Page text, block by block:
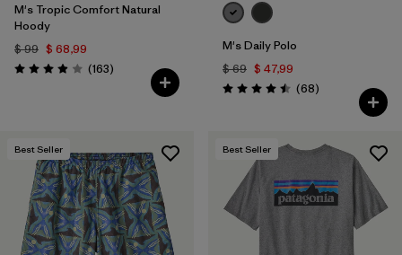
M's Tropic Comfort Natural
Hoody
$ 99 $ 68,99
Valoración: 3.9 / 5
(163Comentarios
)
M's Daily Polo
$ 69 $ 47,99
Valoración: 4.5 / 5
(68Comentarios
)
Best Seller Best Seller